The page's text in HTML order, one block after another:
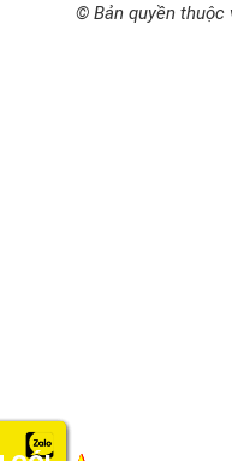
© Bản quyền thuộc